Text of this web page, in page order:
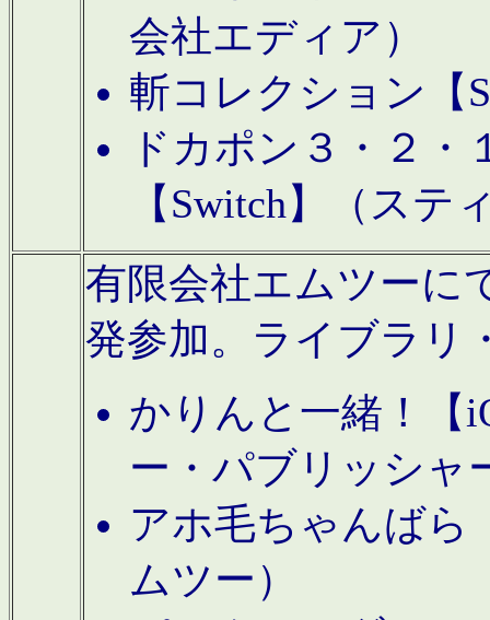
会社エディア）
斬コレクション【
ドカポン３・２
【Switch】（ステ
有限会社エムツーに
発参加。ライブラリ
かりんと一緒！【
ー・パブリッシャ
アホ毛ちゃんばら
ムツー）